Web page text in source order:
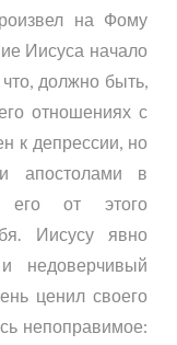
на Фому
Иисуса начало
должно быть,
отношениях с
к депрессии, но
апостолами в
его от этого
Иисусу явно
недоверчивый
ценил своего
непоправимое: